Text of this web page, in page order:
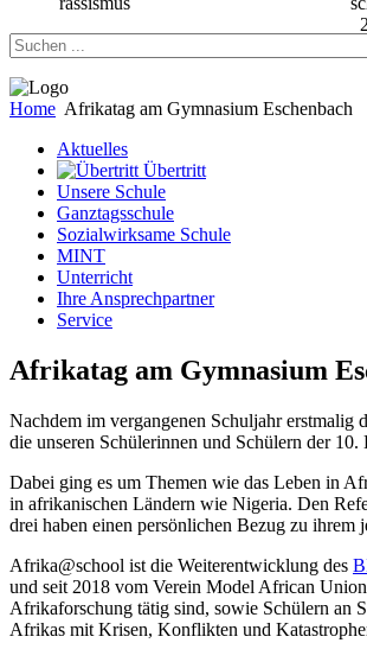
Home Afrikatag am Gymnasium Eschenbach
Aktuelles
Übertritt
Unsere Schule
Ganztagsschule
Sozialwirksame Schule
MINT
Unterricht
Ihre Ansprechpartner
Service
Afrikatag am Gymnasium
Nachdem im vergangenen Schuljahr erstmalig
die unseren Schülerinnen und Schülern der
Dabei ging es um Themen wie das Leben in
in afrikanischen Ländern wie Nigeria. Den
drei haben einen persönlichen Bezug zu ihrem
Afrika@school ist die Weiterentwicklung des
und seit 2018 vom Verein Model African
Afrikaforschung tätig sind, sowie Schülern an
Afrikas mit Krisen, Konflikten und